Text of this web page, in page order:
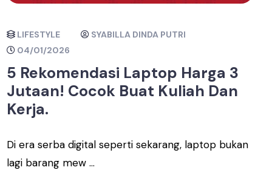
LIFESTYLE
SYABILLA DINDA PUTRI
04/01/2026
5 Rekomendasi Laptop Harga 3
Jutaan! Cocok Buat Kuliah Dan
Kerja.
Di era serba digital seperti sekarang, laptop bukan
lagi barang mew ...